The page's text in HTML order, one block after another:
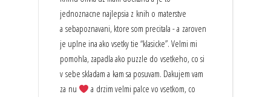
jednoznacne najlepsia z knih o materstve
a sebapoznavani, ktore som precitala - a zaroven
je uplne ina ako vsetky tie “klasicke”. Velmi mi
pomohla, zapadla ako puzzle do vsetkeho, co si
v sebe skladam a kam sa posuvam. Dakujem vam
za nu
a drzim velmi palce vo vsetkom, co